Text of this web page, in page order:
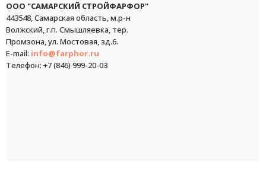
ООО "САМАРСКИЙ СТРОЙФАРФОР"
443548, Самарская область, м.р-н
Волжский, г.п. Смышляевка, тер.
Промзона, ул. Мостовая, зд.6.
E-mail: info@farphor.ru
Телефон: +7 (846) 999-20-03